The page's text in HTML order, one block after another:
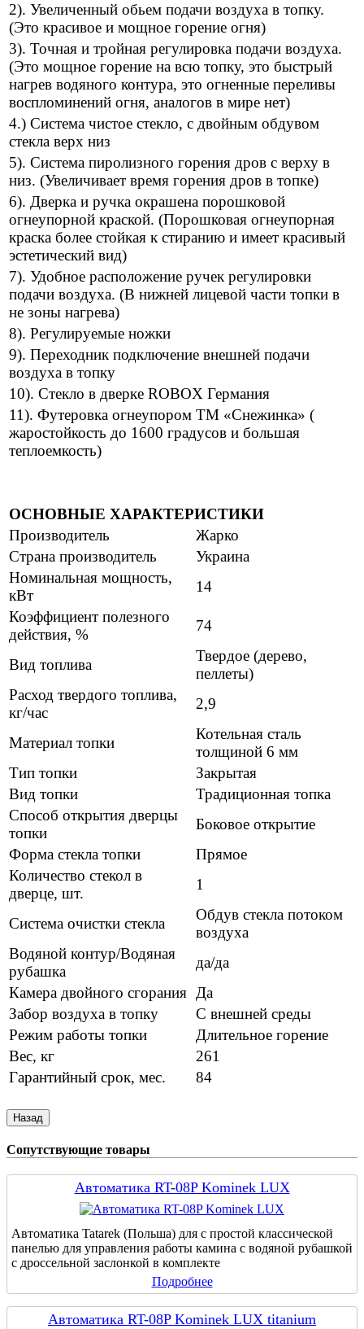
2). Увеличенный обьем подачи воздуха в топку.
(Это красивое и мощное горение огня)
3). Точная и тройная регулировка подачи воздуха.
(Это мощное горение на всю топку, это быстрый
нагрев водяного контура, это огненные переливы
воспломинений огня, аналогов в мире нет)
4.) Система чистое стекло, с двойным обдувом
стекла верх низ
5). Система пиролизного горения дров с верху в
низ. (Увеличивает время горения дров в топке)
6). Дверка и ручка окрашена порошковой
огнеупорной краской. (Порошковая огнеупорная
краска более стойкая к стиранию и имеет красивый
эстетический вид)
7). Удобное расположение ручек регулировки
подачи воздуха. (В нижней лицевой части топки в
не зоны нагрева)
8). Регулируемые ножки
9). Переходник подключение внешней подачи
воздуха в топку
10). Стекло в дверке ROBOX Германия
11). Футеровка огнеупором ТМ «Снежинка» (
жаростойкость до 1600 градусов и большая
теплоемкость)
ОСНОВНЫЕ ХАРАКТЕРИСТИКИ
Производитель
Жарко
Страна производитель
Украина
Номинальная мощность,
кВт
14
Коэффициент полезного
действия, %
74
Вид топлива
Твердое (дерево,
пеллеты)
Расход твердого топлива,
кг/час
2,9
Материал топки
Котельная сталь
толщиной 6 мм
Тип топки
Закрытая
Вид топки
Традиционная топка
Способ открытия дверцы
топки
Боковое открытие
Форма стекла топки
Прямое
Количество стекол в
дверце, шт.
1
Система очистки стекла
Обдув стекла потоком
воздуха
Водяной контур/Водяная
рубашка
да/да
Камера двойного сгорания Да
Забор воздуха в топку
С внешней среды
Режим работы топки
Длительное горение
Вес, кг
261
Гарантийный срок, мес.
84
Сопутствующие товары
Автоматика RT-08P Kominek LUX
Автоматика Tatarek (Польша) для с простой классической
панелью для управления работы камина с водяной рубашкой
с дроссельной заслонкой в комплекте
Подробнее
Автоматика RT-08P Kominek LUX titanium